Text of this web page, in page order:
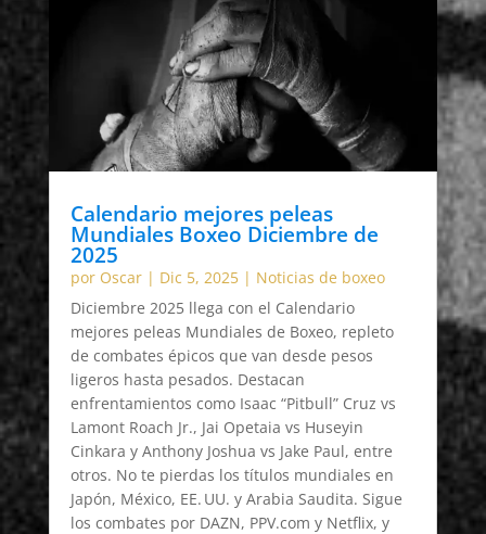
Calendario mejores peleas
Mundiales Boxeo Diciembre de
2025
por Oscar| Dic 5, 2025| Noticias de boxeo
Diciembre 2025 llega con el Calendario
mejores peleas Mundiales de Boxeo, repleto
de combates épicos que van desde pesos
ligeros hasta pesados. Destacan
enfrentamientos como Isaac “Pitbull” Cruz vs
Lamont Roach Jr., Jai Opetaia vs Huseyin
Cinkara y Anthony Joshua vs Jake Paul, entre
otros. No te pierdas los títulos mundiales en
Japón, México, EE. UU. y Arabia Saudita. Sigue
los combates por DAZN, PPV.com y Netflix, y